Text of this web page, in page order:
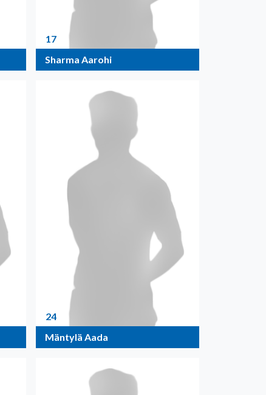
17
Sharma Aarohi
24
Mäntylä Aada